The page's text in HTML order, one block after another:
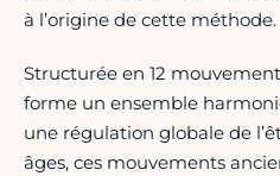
à l’origine de cette méthode.
Structurée en 12
forme un ensemble
une régulation globale de
âges, ces mouvements